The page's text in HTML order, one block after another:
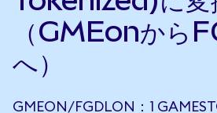
（GMEonから
へ）
GMEON/FGDLON：1